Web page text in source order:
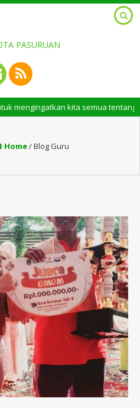
semua tentang peran penting
Home/Blog Guru